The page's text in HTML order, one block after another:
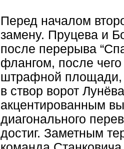
Перед началом
замену. Пруцева и
после перерыва
флангом, после
штрафной площади,
в створ ворот
акцентированным
диагонального
достиг. Заметным